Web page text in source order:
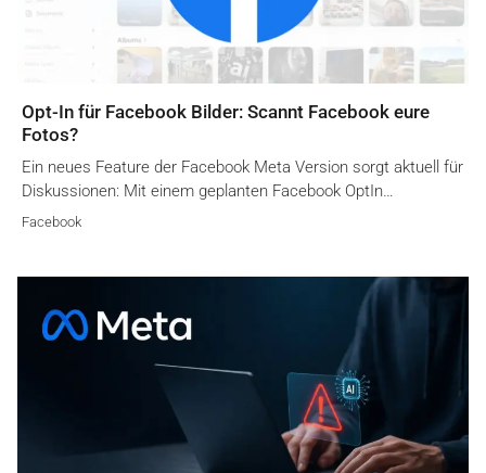
Opt-In für Facebook Bilder: Scannt Facebook eure
Fotos?
Ein neues Feature der Facebook Meta Version sorgt aktuell für
Diskussionen: Mit einem geplanten Facebook OptIn…
Facebook